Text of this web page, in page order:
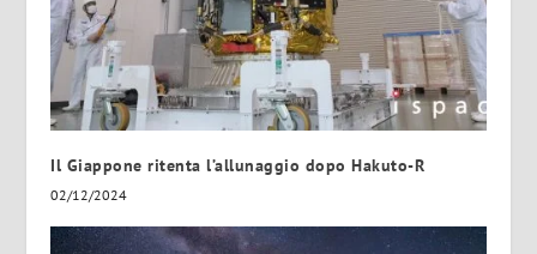
Il Giappone ritenta l’allunaggio dopo Hakuto-R
02/12/2024